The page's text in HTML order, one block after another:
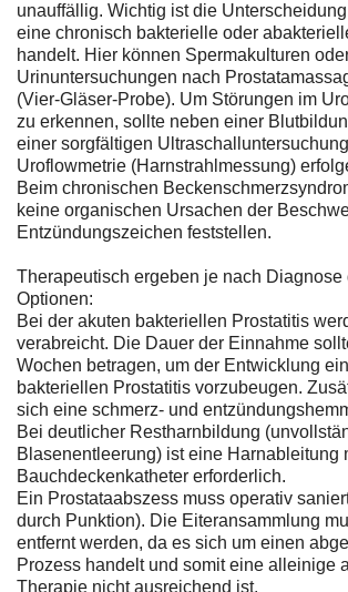
unauffällig. Wichtig ist die
eine chronisch bakterielle oder
handelt. Hier können Spermakulturen
Urinuntersuchungen nach
(Vier-Gläser-Probe). Um Störungen im
zu erkennen, sollte neben einer
einer sorgfältigen
Uroflowmetrie (Harnstrahlmessung)
Beim chronischen
keine organischen Ursachen der
Entzündungszeichen feststellen.
Therapeutisch ergeben je nach Diagnose
Optionen:
Bei der akuten bakteriellen Prostatitis
verabreicht. Die Dauer der Einnahme
Wochen betragen, um der Entwicklung
bakteriellen Prostatitis vorzubeugen.
sich eine schmerz- und
Bei deutlicher Restharnbildung
Blasenentleerung) ist eine Harnableitung
Bauchdeckenkatheter erforderlich.
Ein Prostataabszess muss operativ
durch Punktion). Die Eiteransammlung
entfernt werden, da es sich um einen
Prozess handelt und somit eine alleinige
Therapie nicht ausreichend ist.